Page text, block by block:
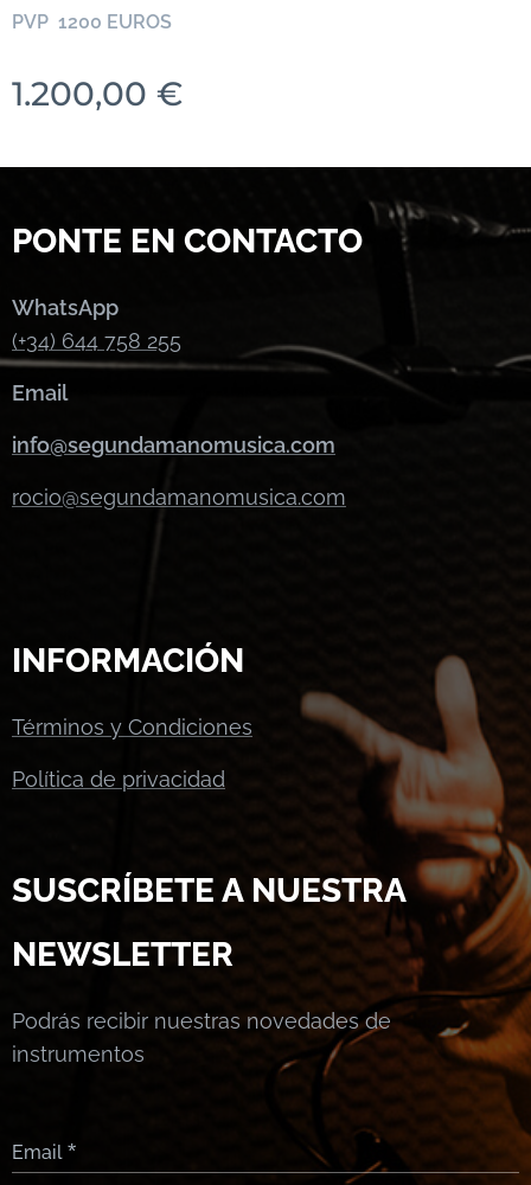
PVP 1200 EUROS
1.200,00 €
PONTE EN CONTACTO
WhatsApp
(+34) 644 758 255
Email
info@segundamanomusica.com
rocio@segundamanomusica.com
INFORMACIÓN
Términos y Condiciones
Política de privacidad
SUSCRÍBETE A NUESTRA
NEWSLETTER
Podrás recibir nuestras novedades de
instrumentos
Email